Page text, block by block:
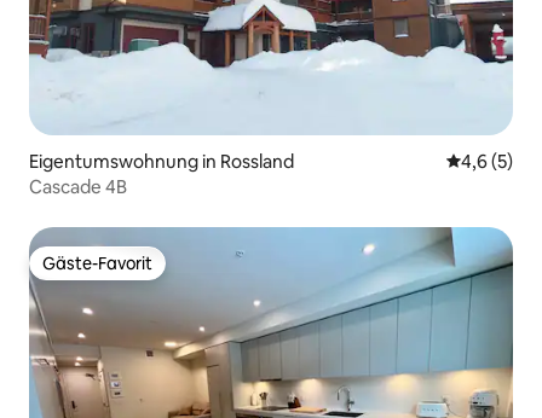
Eigentumswohnung in Rossland
4,6 (5)
Cascade 4B
Gäste-Favorit
Gäste-Favorit